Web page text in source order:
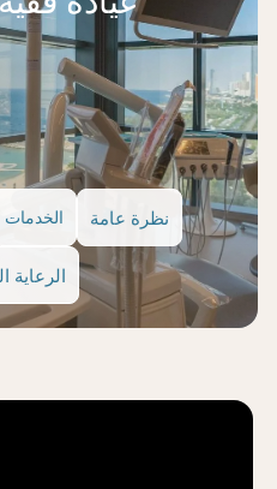
نظرة عامة الخدمات
الرعاية